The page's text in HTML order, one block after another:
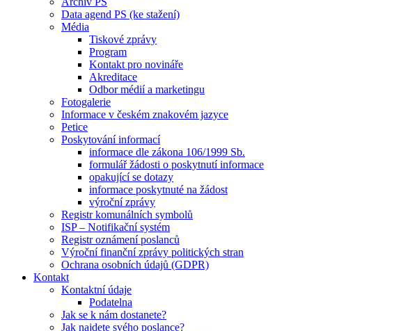
Data agend PS (ke stažení)
Média
Tiskové zprávy
Program
Kontakt pro novináře
Akreditace
Odbor médií a marketingu
Fotogalerie
Informace v českém znakovém jazyce
Petice
Poskytování informací
informace dle zákona 106/1999 Sb.
formulář žádosti o poskytnutí informace
opakující se dotazy
informace poskytnuté na žádost
výroční zprávy
Registr komunálních symbolů
ISP – Notifikační systém
Registr oznámení poslanců
Výroční finanční zprávy politických stran
Ochrana osobních údajů (GDPR)
Kontakt
Kontaktní údaje
Podatelna
Jak se k nám dostanete?
Jak najdete svého poslance?